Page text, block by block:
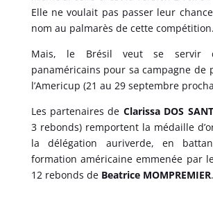
Elle ne voulait pas passer leur
nom au palmarès de cette compétition.
Mais, le Brésil veut se servir
panaméricains pour sa campagne de
l’Americup (21 au 29 septembre
Les partenaires de Clarissa DOS
3 rebonds) remportent la médaille
la délégation auriverde, en
formation américaine emmenée par
12 rebonds de Beatrice MOMPREMIER.